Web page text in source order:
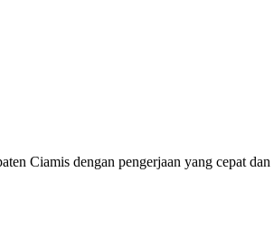
Ciamis dengan pengerjaan yang cepat